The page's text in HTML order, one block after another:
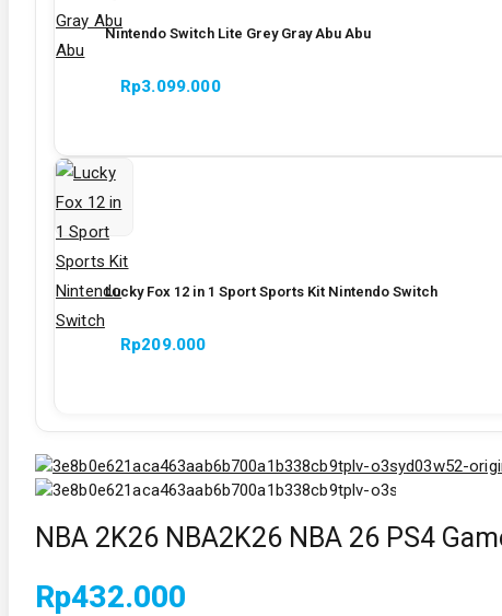
Nintendo Switch Lite Grey Gray Abu Abu
Rp3.099.000
Lucky Fox 12 in 1 Sport Sports Kit Nintendo Switch
Rp209.000
NBA 2K26 NBA2K26 NBA 26 PS4
Rp432.000